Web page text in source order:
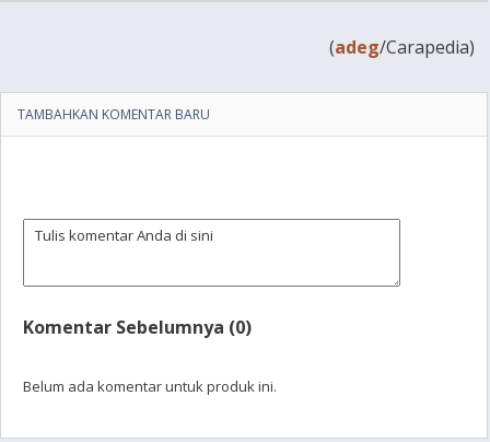
(adeg/Carapedia)
TAMBAHKAN KOMENTAR BARU
Komentar Sebelumnya (0)
Belum ada komentar untuk produk ini.